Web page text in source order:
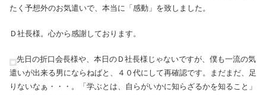
たく予想外のお気遣いで、本当に「感動」を致しました。
Ｄ社長様。心から感謝しております。
先日の折口会長様や、本日のＤ社長様じゃないですが、僕も一流の気
遣いが出来る男にならねばと、４０代にして再確認です。まだまだ、足
りないなぁ・・・。「学ぶとは、自らがいかに知らざるかを知ること」